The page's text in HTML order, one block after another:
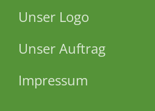
Unser Logo
Unser Auftrag
Impressum